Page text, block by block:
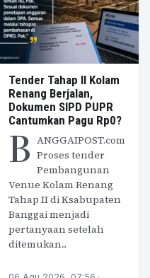
Tender Tahap II Kolam
Renang Berjalan,
Dokumen SIPD PUPR
Cantumkan Pagu Rp0?
B ANGGAIPOST.com
Proses tender
Pembangunan
Venue Kolam Renang
Tahap II di Ksabupaten
Banggai menjadi
pertanyaan setelah
ditemukan...